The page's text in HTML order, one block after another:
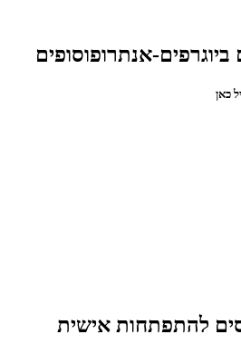
אנתרופוסופים
כאן
להתפתחות אישית